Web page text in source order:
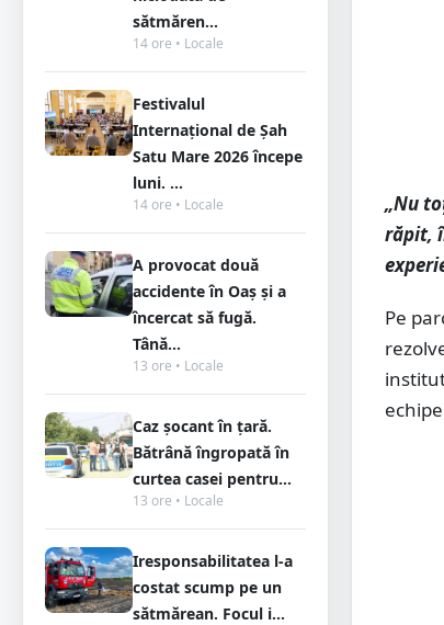
sătmăren...
14 ore • Locale
Festivalul
Internațional de Șah
Satu Mare 2026 începe
luni. ...
14 ore • Locale
A provocat două
accidente în Oaș și a
încercat să fugă.
Tână...
13 ore • Locale
Caz șocant în țară.
Bătrână îngropată în
curtea casei pentru...
13 ore • Locale
Iresponsabilitatea l-a
costat scump pe un
sătmărean. Focul i...
„Nu
răpit,
Pe